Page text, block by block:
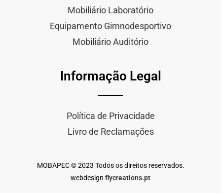
Mobiliário Laboratório
Equipamento Gimnodesportivo
Mobiliário Auditório
Informação Legal
Política de Privacidade
Livro de Reclamações
MOBAPEC © 2023 Todos os direitos reservados.
webdesign flycreations.pt